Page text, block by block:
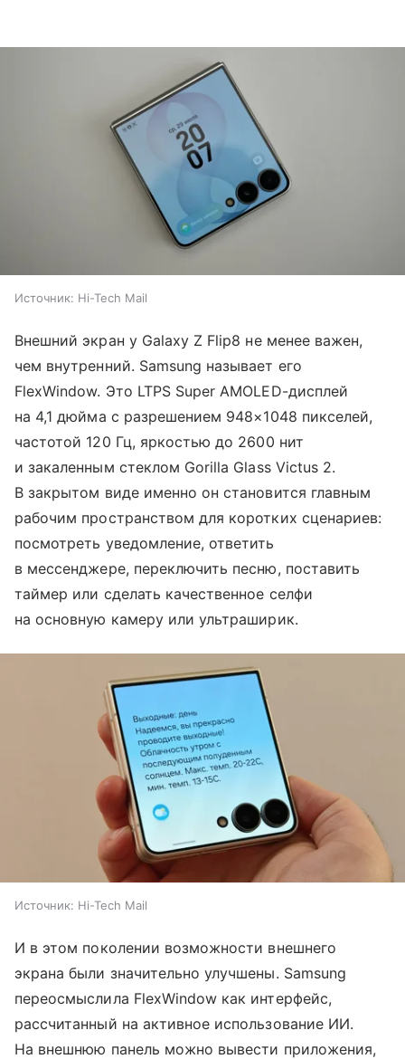
Источник: Hi-Tech Mail
Внешний экран у Galaxy Z Flip8 не менее важен,
чем внутренний. Samsung называет его
FlexWindow. Это LTPS Super AMOLED-дисплей
на 4,1 дюйма с разрешением 948×1048 пикселей,
частотой 120 Гц, яркостью до 2600 нит
и закаленным стеклом Gorilla Glass Victus 2.
В закрытом виде именно он становится главным
рабочим пространством для коротких сценариев:
посмотреть уведомление, ответить
в мессенджере, переключить песню, поставить
таймер или сделать качественное селфи
на основную камеру или ультраширик.
Источник: Hi-Tech Mail
И в этом поколении возможности внешнего
экрана были значительно улучшены. Samsung
переосмыслила FlexWindow как интерфейс,
рассчитанный на активное использование ИИ.
На внешнюю панель можно вывести приложения,